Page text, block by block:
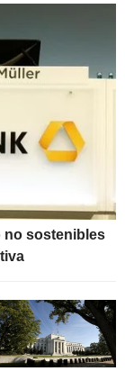
no sostenibles